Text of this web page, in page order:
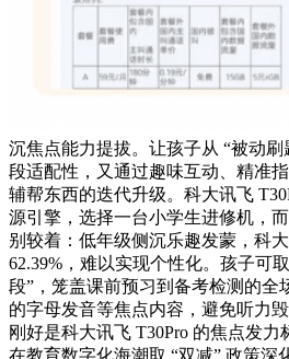
沉焦点能力提拔。让孩子从 “被动
段适配性，又通过趣味互动、精准
辅帮东西的迭代升级。科大讯飞
源引擎，选择一台小学生进修机，
别较着：低年级侧沉乐趣发蒙，科
62.39%，难以实现个性化。孩子可
段”，笼盖课前预习到备考检测的全
的字母发音等焦点内容，避免听力
刚好是科大讯飞 T30Pro 的焦点发
在教育数字化海潮取 “双减” 政策深